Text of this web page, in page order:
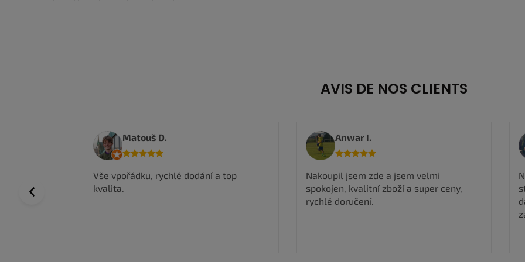
AVIS DE NOS CLIENTS
Previous
Anwar I.
Nakoupil jsem zde a jsem velmi
spokojen, kvalitní zboží a super ceny,
Viktorie M.
Nadmíru spokojena, rychlé odeslání, boty
stejné jak na fotografii takže můžu jen
dál doporučit a určitě si ještě nějaké boty